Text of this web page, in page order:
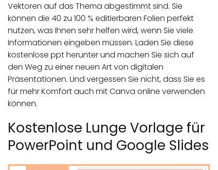
Vektoren auf das Thema abgestimmt sind. Sie
können die 40 zu 100 % editierbaren Folien perfekt
nutzen, was Ihnen sehr helfen wird, wenn Sie viele
Informationen eingeben müssen. Laden Sie diese
kostenlose ppt herunter und machen Sie sich auf
den Weg zu einer neuen Art von digitalen
Präsentationen. Und vergessen Sie nicht, dass Sie es
für mehr Komfort auch mit Canva online verwenden
können.
Kostenlose Lunge Vorlage für
PowerPoint und Google Slides